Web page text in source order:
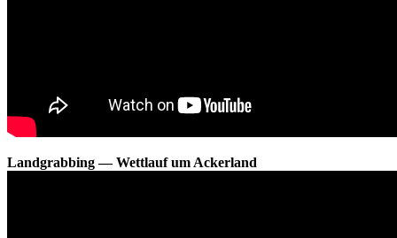
Landgrabbing — Wettlauf um Ackerland